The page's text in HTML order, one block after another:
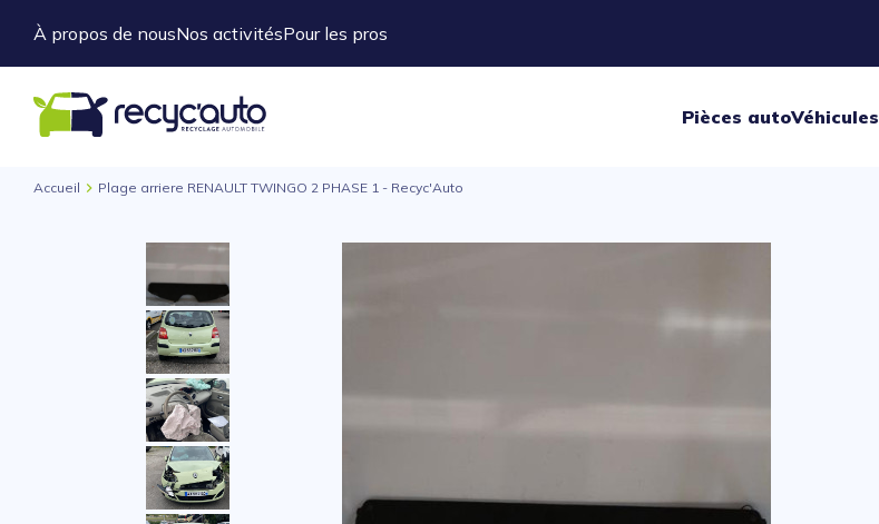
À propos de nousNos activitésPour les pros
Pièces autoVéhicules
Accueil Plage arriere RENAULT TWINGO 2 PHASE 1 - Recyc'Auto